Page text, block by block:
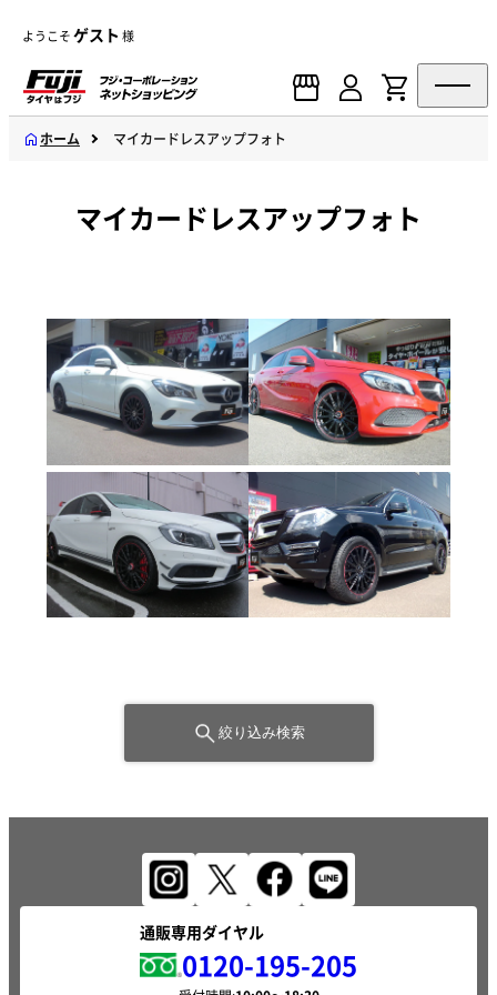
ようこそゲスト 様
ホーム マイカードレスアップフォト
マイカードレスアップフォト
絞り込み検索
通販専用ダイヤル
0120-195-205